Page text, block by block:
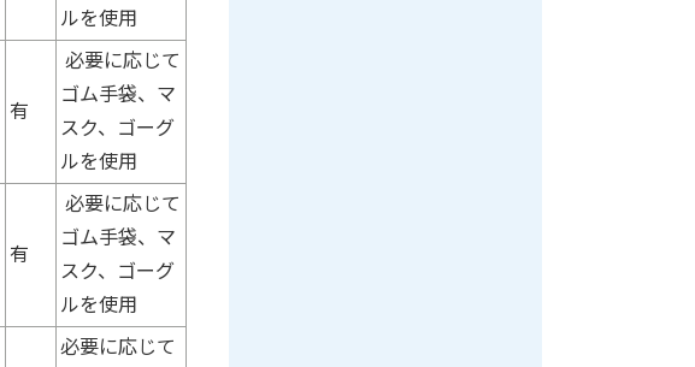
ルを使用
有
必要に応じて
ゴム手袋、マ
スク、ゴーグ
ルを使用
有
必要に応じて
ゴム手袋、マ
スク、ゴーグ
ルを使用
必要に応じて